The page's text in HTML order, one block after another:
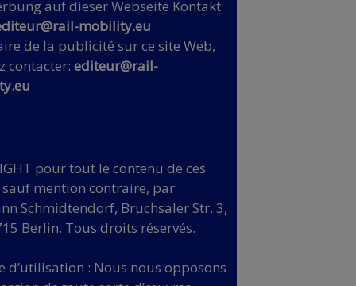
auf dieser Webseite Kontakt
mobility.eu
de la publicité sur ce site Web,
contacter: editeur@rail-
pour tout le contenu de ces
sauf mention contraire, par
Schmidtendorf, Bruchsaler Str. 3,
Berlin. Tous droits réservés.
d’utilisation : Nous nous opposons